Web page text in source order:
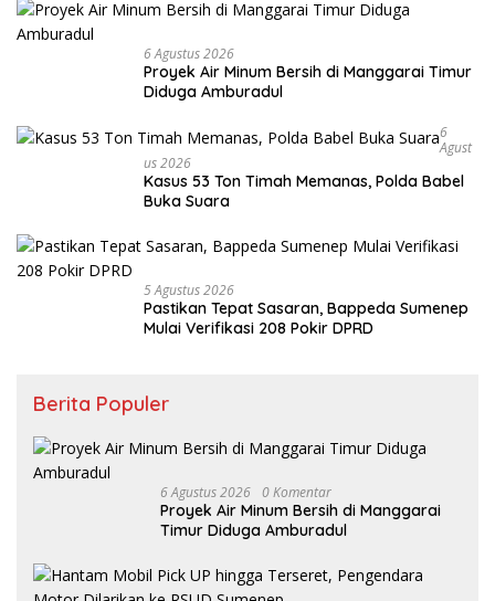
6 Agustus 2026
Proyek Air Minum Bersih di Manggarai Timur
Diduga Amburadul
6
Agust
Us 2026
Kasus 53 Ton Timah Memanas, Polda Babel
Buka Suara
5 Agustus 2026
Pastikan Tepat Sasaran, Bappeda Sumenep
Mulai Verifikasi 208 Pokir DPRD
Berita Populer
6 Agustus 2026 0 Komentar
Proyek Air Minum Bersih di Manggarai
Timur Diduga Amburadul